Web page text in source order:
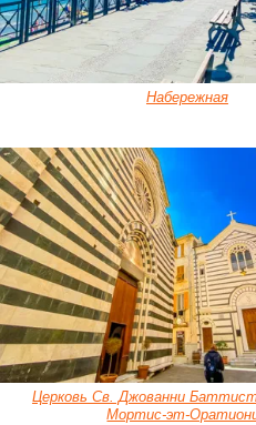
Набережная
Церковь Св. Джованни
Мортис-эт-